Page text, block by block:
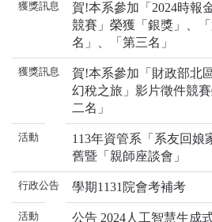
獲獎訊息
賀!本系參加「2024時報
競賽」榮獲「銀獎」、
名」、「第三名」
獲獎訊息
賀!本系參加「財政部北
幻稅之旅」影片徵件競
二名」
活動
113年資管系「系友回娘
舊暨「親師座談會」
行政公告 學期1131院會考補考
活動 公告 2024人工智慧生成